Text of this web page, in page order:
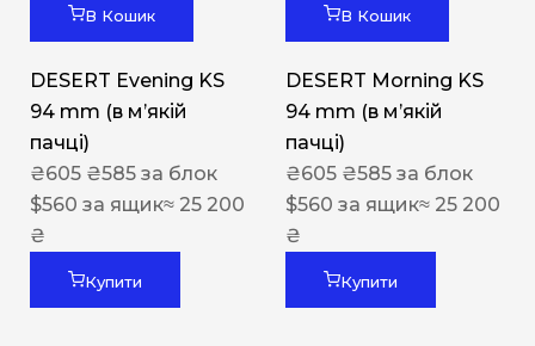
В Кошик
DESERT Evening KS
94 mm (в мʼякій
пачці)
₴605 ₴585 за блок
$560 за ящик≈ 25 200
₴
Купити
В Кошик
DESERT Morning KS
94 mm (в мʼякій
пачці)
₴605 ₴585 за блок
$560 за ящик≈ 25 200
₴
Купити